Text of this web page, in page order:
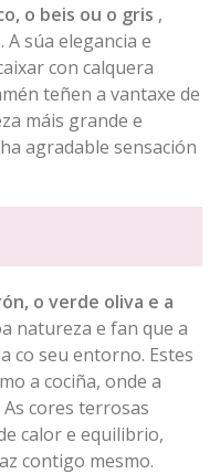
o beis ou o gris ,
súa elegancia e
con calquera
teñen a vantaxe de
máis grande e
agradable sensación
o verde oliva e a
natureza e fan que a
co seu entorno. Estes
a cociña, onde a
cores terrosas
calor e equilibrio,
contigo mesmo.